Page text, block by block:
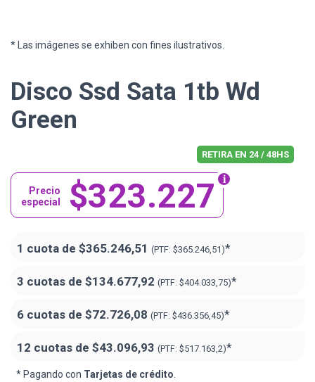
* Las imágenes se exhiben con fines ilustrativos.
Disco Ssd Sata 1tb Wd
Green
RETIRA EN 24 / 48HS
$323.227
Precio
especial
1 cuota de $365.246,51 (PTF: $365.246,51)*
3 cuotas de $134.677,92 (PTF: $404.033,75)*
6 cuotas de $72.726,08 (PTF: $436.356,45)*
12 cuotas de $43.096,93 (PTF: $517.163,2)*
* Pagando con Tarjetas de crédito.